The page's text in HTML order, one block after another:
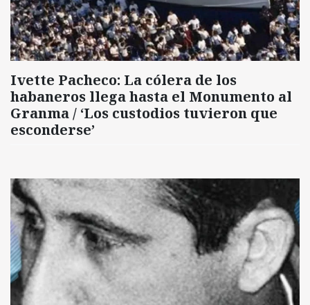
Ivette Pacheco: La cólera de los
habaneros llega hasta el Monumento al
Granma / ‘Los custodios tuvieron que
esconderse’